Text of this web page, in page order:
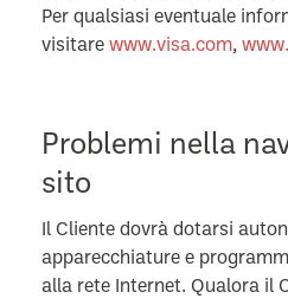
Per qualsiasi eventuale
visitare www.visa.com,
Problemi nella
sito
Il Cliente dovrà dotarsi
apparecchiature e
alla rete Internet. Qualora il